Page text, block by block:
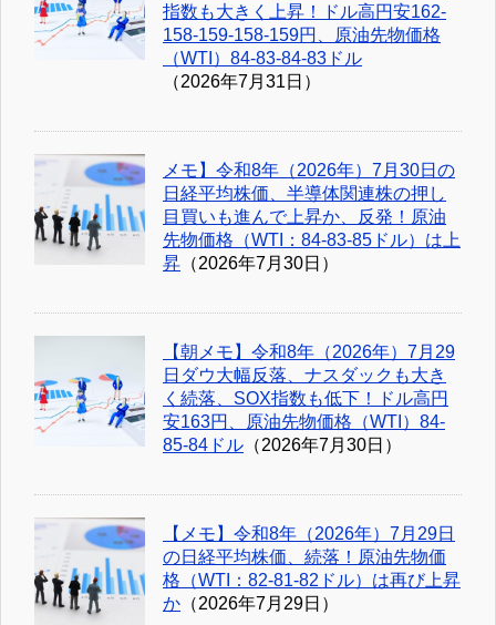
指数も大きく上昇！ドル高円安162-
158-159-158-159円、原油先物価格
（WTI）84-83-84-83ドル
（2026年7月31日）
メモ】令和8年（2026年）7月30日の
日経平均株価、半導体関連株の押し
目買いも進んで上昇か、反発！原油
先物価格（WTI：84-83-85ドル）は上
昇 （2026年7月30日）
【朝メモ】令和8年（2026年）7月29
日ダウ大幅反落、ナスダックも大き
く続落、SOX指数も低下！ドル高円
安163円、原油先物価格（WTI）84-
85-84ドル （2026年7月30日）
【メモ】令和8年（2026年）7月29日
の日経平均株価、続落！原油先物価
格（WTI：82-81-82ドル）は再び上昇
か （2026年7月29日）